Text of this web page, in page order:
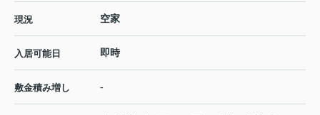
現況 空家
入居可能日 即時
敷金積み増し -